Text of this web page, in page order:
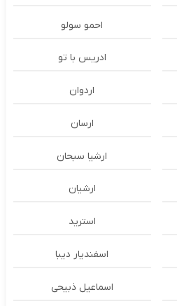
احمو سولو
ادریس با تو
اردوان
ارسان
ارشیا سبحان
ارشیان
استرید
اسفندیار دیبا
اسماعیل ذبیحی